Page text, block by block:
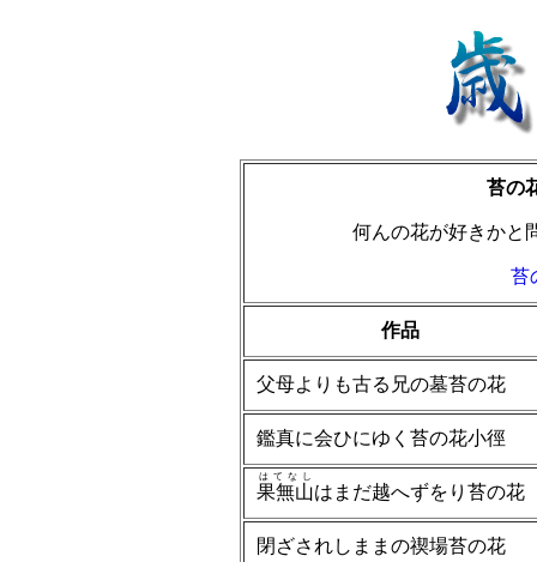
苔
何んの花が好き
苔
作品
父母よりも古る兄の墓苔の花
鑑真に会ひにゆく苔の花小徑
果無山
はてなし
はまだ越へずをり苔の花
閉ざされしままの禊場苔の花